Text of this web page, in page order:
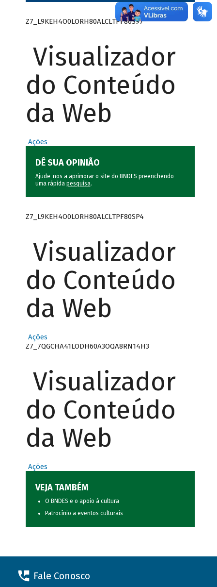
Z7_L9KEH4O0LORH80ALCLTPF80S97
Visualizador
do Conteúdo
da Web
Ações
DÊ SUA OPINIÃO
Ajude-nos a aprimorar o site do BNDES preenchendo
uma rápida pesquisa.
Z7_L9KEH4O0LORH80ALCLTPF80SP4
Visualizador
do Conteúdo
da Web
Ações
Z7_7QGCHA41LODH60A3OQA8RN14H3
Visualizador
do Conteúdo
da Web
Ações
VEJA TAMBÉM
O BNDES e o apoio à cultura
Patrocínio a eventos culturais
Fale Conosco